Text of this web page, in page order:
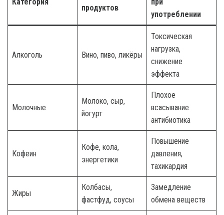
продуктов
употреблении
Алкоголь Вино, пиво, ликёры
Токсическая
нагрузка,
снижение
эффекта
Молочные
Молоко, сыр,
йогурт
Плохое
всасывание
антибиотика
Кофеин
Кофе, кола,
энергетики
Повышение
давления,
тахикардия
Жиры
Колбасы,
фастфуд, соусы
Замедление
обмена веществ